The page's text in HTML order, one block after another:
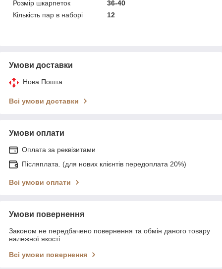
Розмір шкарпеток
36-40
Кількість пар в наборі
12
Умови доставки
Нова Пошта
Всі умови доставки
Умови оплати
Оплата за реквізитами
Післяплата. (для нових клієнтів передоплата 20%)
Всі умови оплати
Умови повернення
Законом не передбачено повернення та обмін даного товару
належної якості
Всі умови повернення